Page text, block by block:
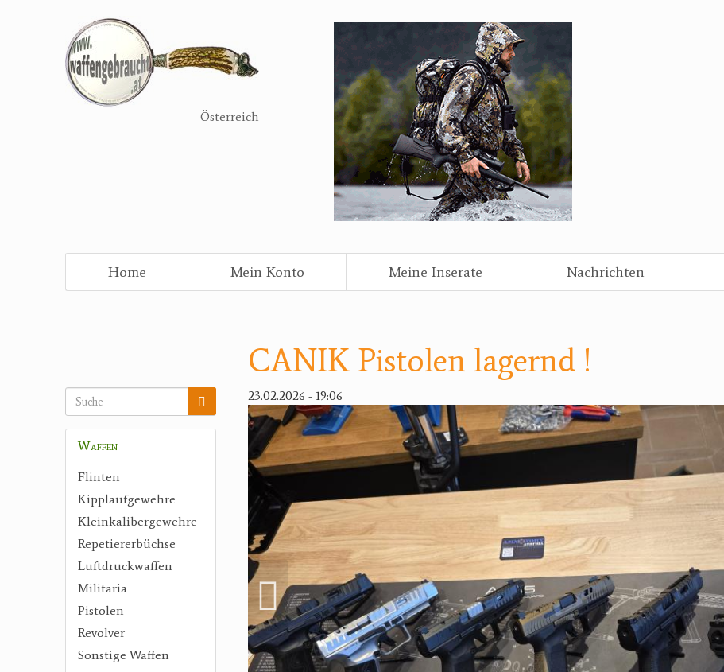
Österreich
Home
Mein Konto Meine Inserate Nachrichten
Waffen
Flinten
Kipplaufgewehre
Kleinkalibergewehre
Repetiererbüchse
Luftdruckwaffen
Militaria
Pistolen
Revolver
Sonstige Waffen
CANIK Pistolen lagernd !
23.02.2026 - 19:06